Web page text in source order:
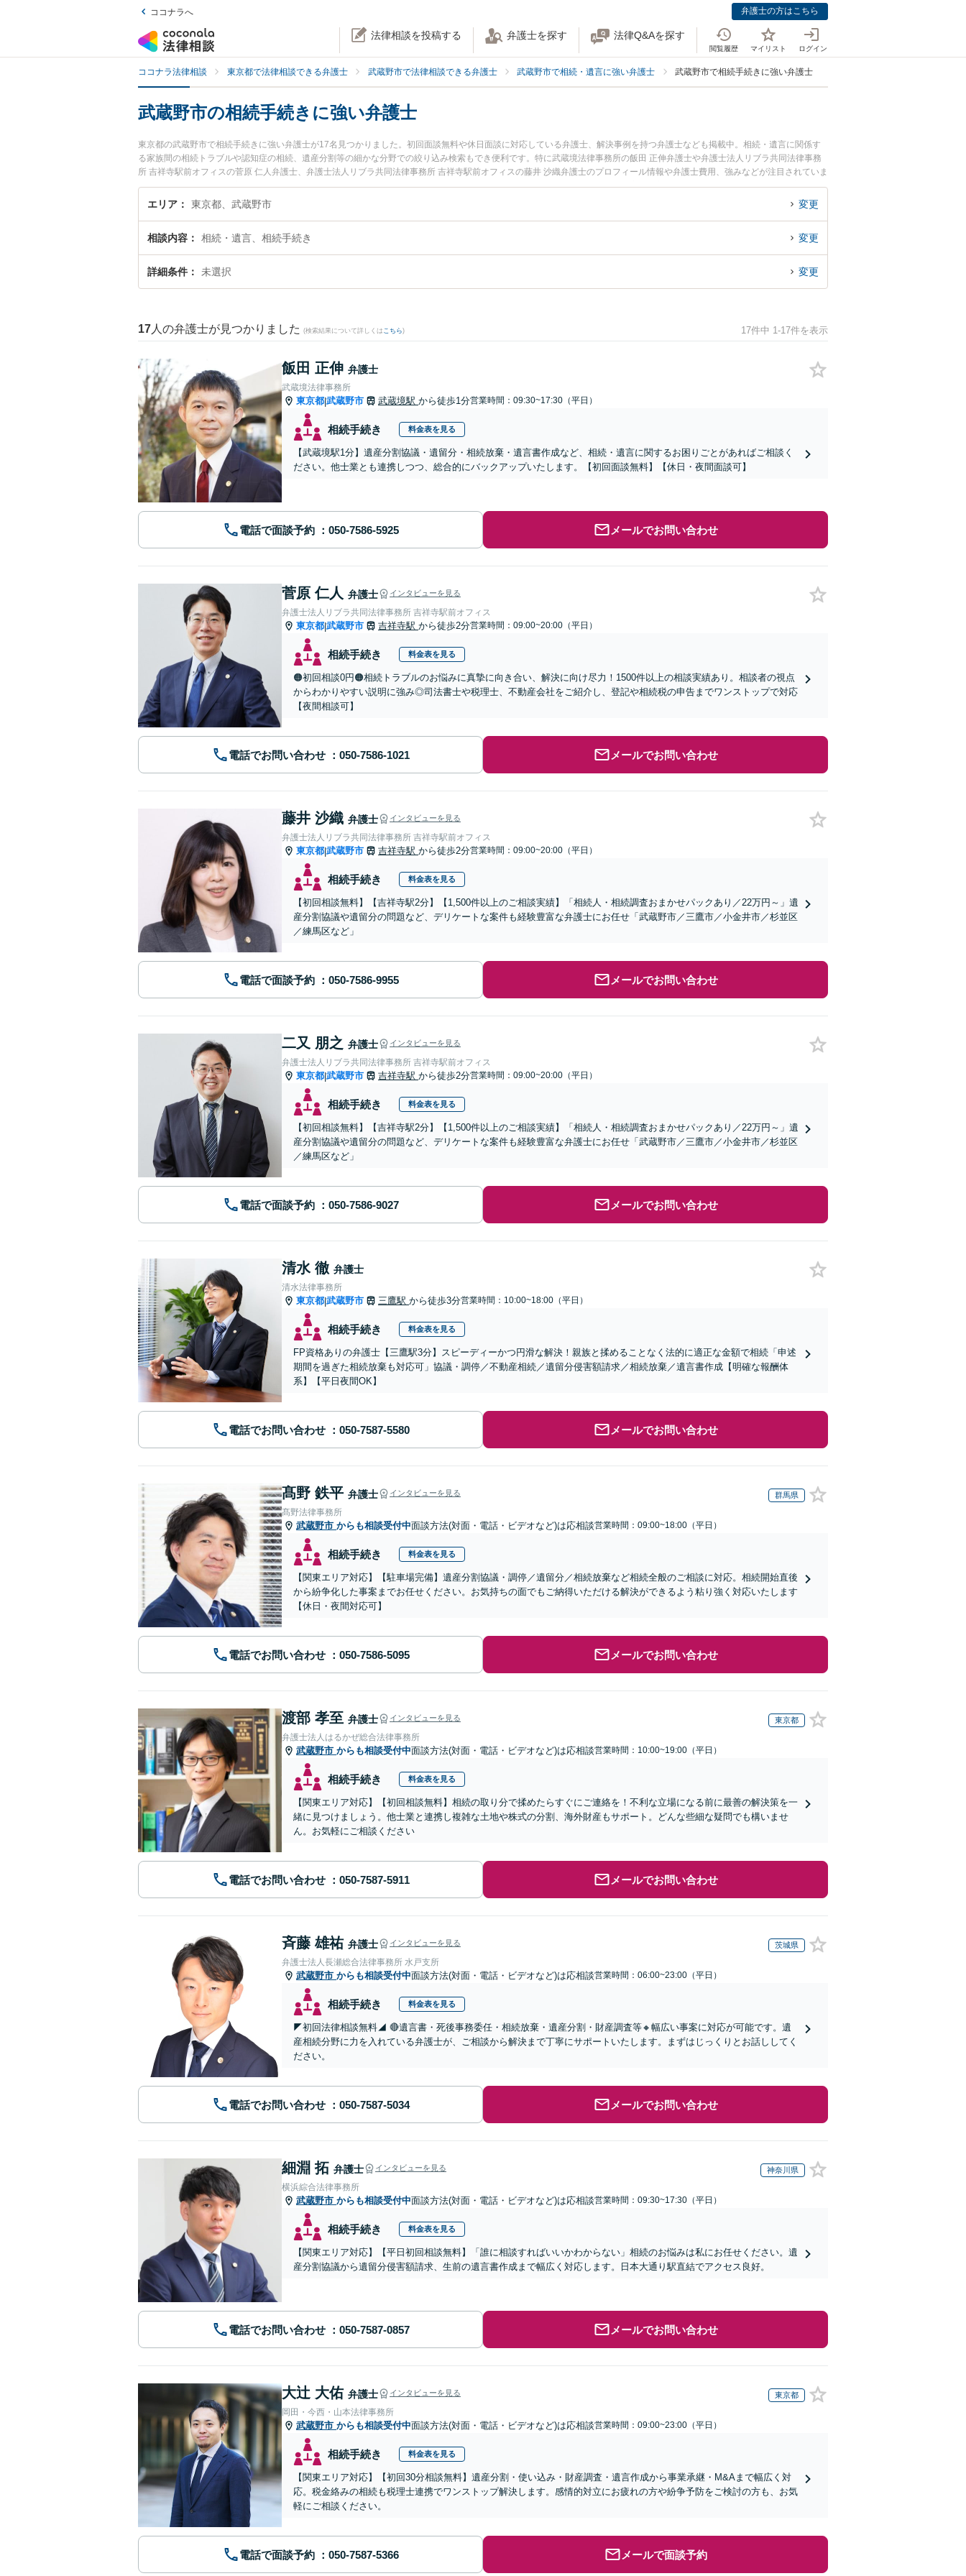
ココナラへ 弁護士の方はこちら
法律相談を投稿する 弁護士を探す 法律Q&Aを探す
閲覧履歴 マイリスト ログイン
ココナラ法律相談 東京都で法律相談できる弁護士 武蔵野市で法律相談できる弁護士 武蔵野市で相続・遺言に強い弁護士 武蔵野市で相続手続きに強い弁護士
武蔵野市の相続手続きに強い弁護士
東京都の武蔵野市で相続手続きに強い弁護士が17名見つかりました。初回面談無料や休日面談に対応している弁護士、解決事例を持つ弁護士なども掲載中。相続・遺言に関係す
る家族間の相続トラブルや認知症の相続、遺産分割等の細かな分野での絞り込み検索もでき便利です。特に武蔵境法律事務所の飯田 正伸弁護士や弁護士法人リブラ共同法律事務
所 吉祥寺駅前オフィスの菅原 仁人弁護士、弁護士法人リブラ共同法律事務所 吉祥寺駅前オフィスの藤井 沙織弁護士のプロフィール情報や弁護士費用、強みなどが注目されていま
す。『武蔵野市で土日や夜間に発生した相続手続きのトラブルを今すぐに弁護士に相談したい』『相続手続きのトラブル解決の実績豊富な近くの弁護士を検索したい』『初回相談
無料で相続手続きを法律相談できる武蔵野市内の弁護士に相談予約したい』などでお困りの相談者さんにおすすめです。
エリア 東京都、武蔵野市 変更
相談内容 相続・遺言、相続手続き 変更
詳細条件 未選択 変更
17 人の弁護士が見つかりました (検索結果について詳しくは こちら) 17件中 1-17件を表示
飯田 正伸 弁護士
武蔵境法律事務所
東京都|武蔵野市 武蔵境駅 から徒歩1分営業時間：09:30~17:30（平日）
相続手続き 料金表を見る
【武蔵境駅1分】遺産分割協議・遺留分・相続放棄・遺言書作成など、相続・遺言に関するお困りごとがあればご相談く
ださい。他士業とも連携しつつ、総合的にバックアップいたします。【初回面談無料】【休日・夜間面談可】
電話で面談予約 メールでお問い合わせ
菅原 仁人 弁護士 インタビューを見る
弁護士法人リブラ共同法律事務所 吉祥寺駅前オフィス
東京都|武蔵野市 吉祥寺駅 から徒歩2分営業時間：09:00~20:00（平日）
相続手続き 料金表を見る
🟠初回相談0円🟠相続トラブルのお悩みに真摯に向き合い、解決に向け尽力！1500件以上の相談実績あり。相談者の視点
からわかりやすい説明に強み◎司法書士や税理士、不動産会社をご紹介し、登記や相続税の申告までワンストップで対応
【夜間相談可】
電話でお問い合わせ メールでお問い合わせ
藤井 沙織 弁護士 インタビューを見る
弁護士法人リブラ共同法律事務所 吉祥寺駅前オフィス
東京都|武蔵野市 吉祥寺駅 から徒歩2分営業時間：09:00~20:00（平日）
相続手続き 料金表を見る
【初回相談無料】【吉祥寺駅2分】【1,500件以上のご相談実績】「相続人・相続調査おまかせパックあり／22万円～」遺
産分割協議や遺留分の問題など、デリケートな案件も経験豊富な弁護士にお任せ「武蔵野市／三鷹市／小金井市／杉並区
／練馬区など」
電話で面談予約 メールでお問い合わせ
二又 朋之 弁護士 インタビューを見る
弁護士法人リブラ共同法律事務所 吉祥寺駅前オフィス
東京都|武蔵野市 吉祥寺駅 から徒歩2分営業時間：09:00~20:00（平日）
相続手続き 料金表を見る
【初回相談無料】【吉祥寺駅2分】【1,500件以上のご相談実績】「相続人・相続調査おまかせパックあり／22万円～」遺
産分割協議や遺留分の問題など、デリケートな案件も経験豊富な弁護士にお任せ「武蔵野市／三鷹市／小金井市／杉並区
／練馬区など」
電話で面談予約 メールでお問い合わせ
清水 徹 弁護士
清水法律事務所
東京都|武蔵野市 三鷹駅 から徒歩3分営業時間：10:00~18:00（平日）
相続手続き 料金表を見る
FP資格ありの弁護士【三鷹駅3分】スピーディーかつ円滑な解決！親族と揉めることなく法的に適正な金額で相続「申述
期間を過ぎた相続放棄も対応可」協議・調停／不動産相続／遺留分侵害額請求／相続放棄／遺言書作成【明確な報酬体
系】【平日夜間OK】
電話でお問い合わせ メールでお問い合わせ
髙野 鉄平 弁護士 インタビューを見る 群馬県
髙野法律事務所
武蔵野市 からも相談受付中面談方法(対面・電話・ビデオなど)は応相談営業時間：09:00~18:00（平日）
相続手続き 料金表を見る
【関東エリア対応】【駐車場完備】遺産分割協議・調停／遺留分／相続放棄など相続全般のご相談に対応。相続開始直後
から紛争化した事案までお任せください。お気持ちの面でもご納得いただける解決ができるよう粘り強く対応いたします
【休日・夜間対応可】
電話でお問い合わせ メールでお問い合わせ
渡部 孝至 弁護士 インタビューを見る 東京都
弁護士法人はるかぜ総合法律事務所
武蔵野市 からも相談受付中面談方法(対面・電話・ビデオなど)は応相談営業時間：10:00~19:00（平日）
相続手続き 料金表を見る
【関東エリア対応】【初回相談無料】相続の取り分で揉めたらすぐにご連絡を！不利な立場になる前に最善の解決策を一
緒に見つけましょう。他士業と連携し複雑な土地や株式の分割、海外財産もサポート。どんな些細な疑問でも構いませ
ん。お気軽にご相談ください
電話でお問い合わせ メールでお問い合わせ
斉藤 雄祐 弁護士 インタビューを見る 茨城県
弁護士法人長瀬総合法律事務所 水戸支所
武蔵野市 からも相談受付中面談方法(対面・電話・ビデオなど)は応相談営業時間：06:00~23:00（平日）
相続手続き 料金表を見る
◤初回法律相談無料◢ 🔴遺言書・死後事務委任・相続放棄・遺産分割・財産調査等🔸幅広い事案に対応が可能です。遺
産相続分野に力を入れている弁護士が、ご相談から解決まで丁寧にサポートいたします。まずはじっくりとお話ししてく
ださい。
電話でお問い合わせ メールでお問い合わせ
細淵 拓 弁護士 インタビューを見る 神奈川県
横浜綜合法律事務所
武蔵野市 からも相談受付中面談方法(対面・電話・ビデオなど)は応相談営業時間：09:30~17:30（平日）
相続手続き 料金表を見る
【関東エリア対応】【平日初回相談無料】「誰に相談すればいいかわからない」相続のお悩みは私にお任せください。遺
産分割協議から遺留分侵害額請求、生前の遺言書作成まで幅広く対応します。日本大通り駅直結でアクセス良好。
電話でお問い合わせ メールでお問い合わせ
大辻 大佑 弁護士 インタビューを見る 東京都
岡田・今西・山本法律事務所
武蔵野市 からも相談受付中面談方法(対面・電話・ビデオなど)は応相談営業時間：09:00~23:00（平日）
相続手続き 料金表を見る
【関東エリア対応】【初回30分相談無料】遺産分割・使い込み・財産調査・遺言作成から事業承継・M&Aまで幅広く対
応。税金絡みの相続も税理士連携でワンストップ解決します。感情的対立にお疲れの方や紛争予防をご検討の方も、お気
軽にご相談ください。
電話で面談予約 メールで面談予約